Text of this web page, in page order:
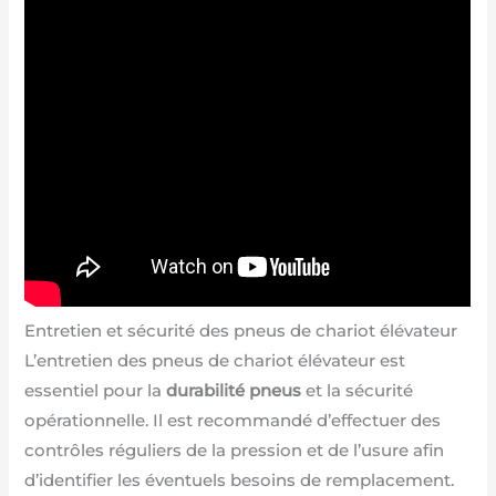
Entretien et sécurité des pneus de chariot élévateur
L’entretien des pneus de chariot élévateur est
essentiel pour ladurabilité pneus et la sécurité
opérationnelle. Il est recommandé d’effectuer des
contrôles réguliers de la pression et de l’usure afin
d’identifier les éventuels besoins de remplacement.